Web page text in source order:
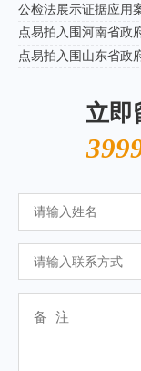
公检法展示证据应用
点易拍入围河南省政
点易拍入围山东省政
立即